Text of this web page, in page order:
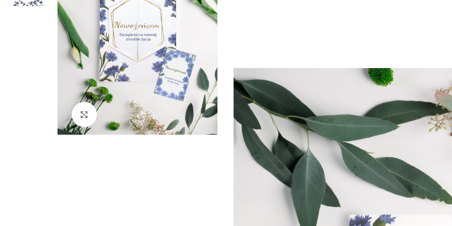
Edukacyjna
magnetyczna
mnożenia unicorn
zł
Podkładki na biurko
Dyplomy
Kliknij aby powiększyć